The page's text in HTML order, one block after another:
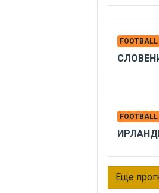
FOOTBALL
FOOTBALL
Еще